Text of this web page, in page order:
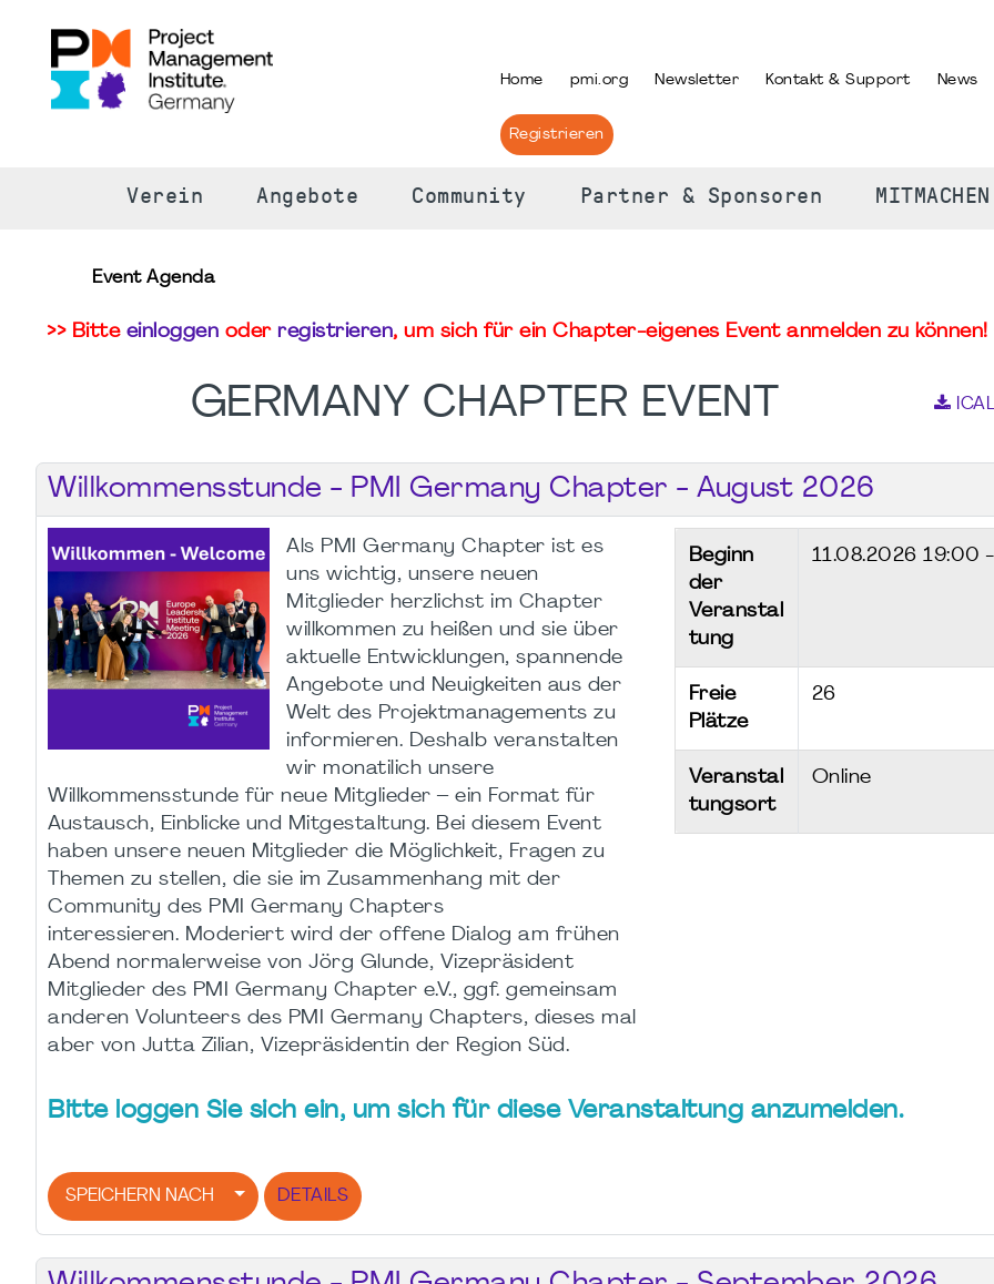
Home pmi.org Newsletter Kontakt & Support News
Registrieren
Verein Angebote Community Partner & Sponsoren MITMACHEN
Event Agenda
>> Bitte einloggen oder registrieren, um sich für ein Chapter-eigenes Event anmelden zu können!
GERMANY CHAPTER EVENT
Willkommensstunde - PMI Germany Chapter - August 2026
Als PMI Germany Chapter ist es
uns wichtig, unsere neuen
Mitglieder herzlichst im Chapter
willkommen zu heißen und sie über
aktuelle Entwicklungen, spannende
Angebote und Neuigkeiten aus der
Welt des Projektmanagements zu
informieren. Deshalb veranstalten
wir monatilich unsere
Willkommensstunde für neue Mitglieder – ein Format für
Austausch, Einblicke und Mitgestaltung. Bei diesem Event
haben unsere neuen Mitglieder die Möglichkeit, Fragen zu
Themen zu stellen, die sie im Zusammenhang mit der
Community des PMI Germany Chapters
interessieren. Moderiert wird der offene Dialog am frühen
Abend normalerweise von Jörg Glunde, Vizepräsident
Mitglieder des PMI Germany Chapter e.V., ggf. gemeinsam
anderen Volunteers des PMI Germany Chapters, dieses mal
aber von Jutta Zilian, Vizepräsidentin der Region Süd.
Beginn
der
Veranstal
tung
11.08.202619:00
Freie
Plätze
26
Veranstal
tungsort
Online
Bitte loggen Sie sich ein, um sich für diese Veranstaltung anzumelden.
SPEICHERN NACH DETAILS
English
BookClub
August 2026
- 20:00
Online